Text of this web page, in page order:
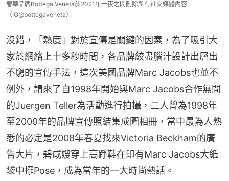
奢華品牌Bottega Veneta於2021年一夜之間刪除所有社交媒體內容
（IG@bottegaveneta）
沒錯，「熱度」對於宣傳是關鍵的因素，為了吸引大
家於網絡上十多秒時間，各品牌絞盡腦汁設計出層出
不窮的宣傳手法，這次美國品牌Marc Jacobs也並不
例外，請來了自1998年開始與Marc Jacobs合作無間
的Juergen Teller為活動進行拍攝，二人曾為1998年
至2009年的品牌宣傳照結集成圖相冊，當中最為人熟
悉的必定是2008年春夏找來Victoria Beckham的廣
告大片，碧咸嫂穿上高踭鞋在印有Marc Jacobs大紙
袋中擺Pose，成為當年的一大時尚熱話。